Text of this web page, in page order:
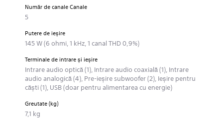
Număr de canale Canale
5
Putere de ieşire
145 W (6 ohmi, 1 kHz, 1 canal THD 0,9%)
Terminale de intrare şi ieşire
Intrare audio optică (1), Intrare audio coaxială (1), Intrare
audio analogică (4), Pre-ieşire subwoofer (2), Ieşire pentru
căşti (1), USB (doar pentru alimentarea cu energie)
Greutate (kg)
7,1 kg